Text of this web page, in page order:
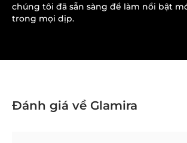
chúng tôi đã sẵn sàng để làm nổi bật
trong mọi dịp.
Đánh giá về Glamira